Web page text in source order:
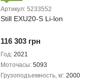
Артикул: 5233552
Still EXU20-S Li-lon
116 303 грн
Год 2021
Моточасы 5093
Грузоподъемность, кг 2000